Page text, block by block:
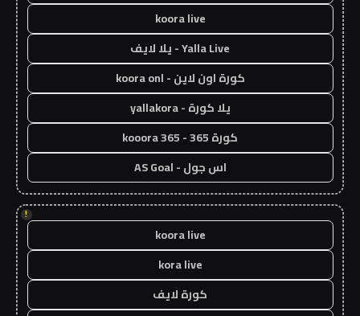
koora live
Yalla Live - يلا لايف
كورة اون لاين - koora onl
يلا كورة - yallakora
كورة 365 - kooora 365
اس جول - AS Goal
!
koora live
kora live
كورة لايف